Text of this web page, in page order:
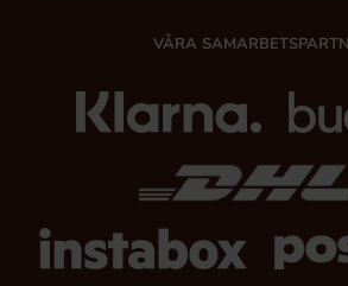
VÅRA